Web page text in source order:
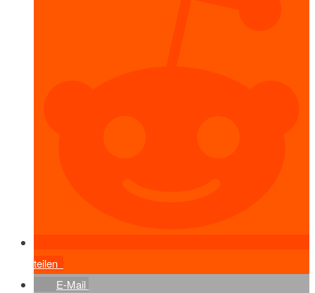
teilen
E-Mail